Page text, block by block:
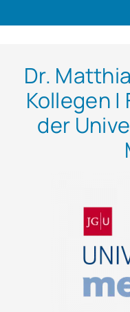
Dr.
Kollegen |
der